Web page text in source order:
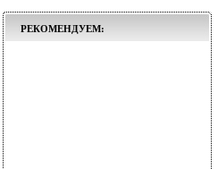
РЕКОМЕНДУЕМ: